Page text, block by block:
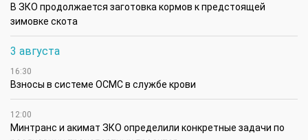
В ЗКО продолжается заготовка кормов к предстоящей
зимовке скота
3 августа
16:30
Взносы в системе ОСМС в службе крови
12:00
Минтранс и акимат ЗКО определили конкретные задачи по